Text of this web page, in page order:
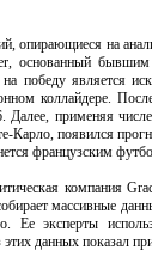
опирающиеся на
основанный
победу является
коллайдере.
Далее, применяя
появился
французским
компания
массивные
Ее эксперты
данных показал